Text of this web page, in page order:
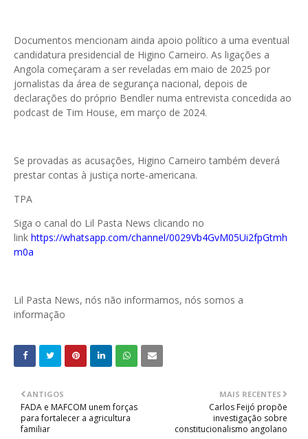
Documentos mencionam ainda apoio político a uma eventual
candidatura presidencial de Higino Carneiro. As ligações a
Angola começaram a ser reveladas em maio de 2025 por
jornalistas da área de segurança nacional, depois de
declarações do próprio Bendler numa entrevista concedida ao
podcast de Tim House, em março de 2024.
Se provadas as acusações, Higino Carneiro também deverá
prestar contas à justiça norte-americana.
TPA
Siga o canal do Lil Pasta News clicando no
link https://whatsapp.com/channel/0029Vb4GvM05Ui2fpGtmh
m0a
Lil Pasta News, nós não informamos, nós somos a
informação
MAIS RECENTES
Carlos Feijó propõe
investigação sobre
constitucionalismo angolano
ANTIGOS
FADA e MAFCOM unem forças
para fortalecer a agricultura
familiar